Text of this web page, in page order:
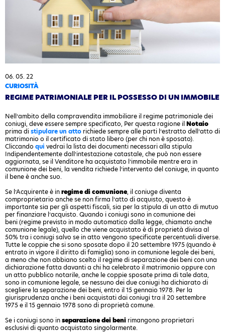
06. 05. 22
CURIOSITÀ
REGIME PATRIMONIALE PER IL POSSESSO DI UN IMMOBILE
Nell’ambito della compravendita immobiliare il regime patrimoniale dei
coniugi, deve essere sempre specificato, Per questa ragione ilNotaio
prima distipulare un atto richiede sempre alle parti l’estratto dell’atto di
matrimonio o il certificato di stato libero (per chi non è sposato).
Cliccando qui vedrai la lista dei documenti necessari alla stipula
Indipendentemente dall’intestazione catastale, che può non essere
aggiornata, se il Venditore ha acquistato l’immobile mentre era in
comunione dei beni, la vendita richiede l’intervento del coniuge, in quanto
il bene è anche suo.
Se l’Acquirente è inregime di comunione, il coniuge diventa
comproprietario anche se non firma l’atto di acquisto, questo è
importante sia per gli aspetti fiscali, sia per la stipula di un atto di mutuo
per finanziare l’acquisto. Quando i coniugi sono in comunione dei
beni (regime previsto in modo automatico dalla legge, chiamato anche
comunione legale), quello che viene acquistato è di proprietà divisa al
50% tra i coniugi salvo se in atto vengono specificate percentuali diverse.
Tutte le coppie che si sono sposate dopo il 20 settembre 1975 (quando è
entrato in vigore il diritto di famiglia) sono in comunione legale dei beni,
a meno che non abbiano scelto il regime di separazione dei beni con una
dichiarazione fatta davanti a chi ha celebrato il matrimonio oppure con
un atto pubblico notarile, anche le coppie sposate prima di tale data,
sono in comunione legale, se nessuno dei due coniugi ha dichiarato di
scegliere la separazione dei beni, entro il 15 gennaio 1978. Per la
giurisprudenza anche i beni acquistati dai coniugi tra il 20 settembre
1975 e il 15 gennaio 1978 sono di proprietà comune.
Se i coniugi sono inseparazione dei beni rimangono proprietari
esclusivi di quanto acquistato singolarmente.